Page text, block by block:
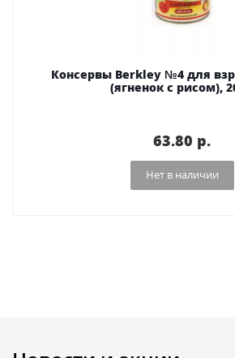
Консервы Berkley №4 для
(ягненок с рисом),
63.80 p.
Нет в наличии